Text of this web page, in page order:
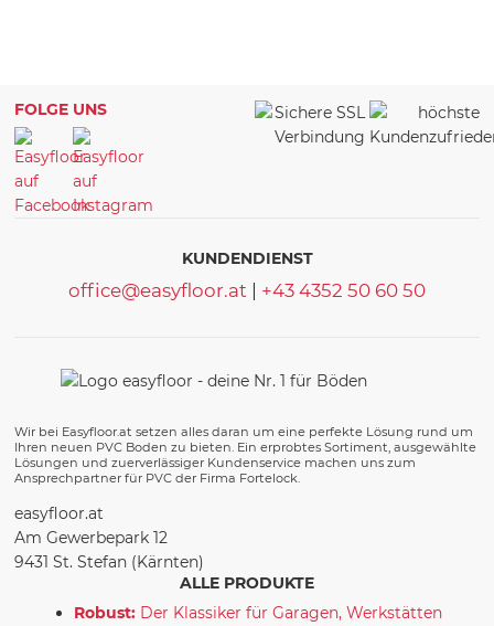
FOLGE UNS
KUNDENDIENST
office@easyfloor.at +43 4352 50 60 50
Wir bei Easyfloor.at setzen alles daran um eine perfekte Lösung rund um
Ihren neuen PVC Boden zu bieten. Ein erprobtes Sortiment, ausgewählte
Lösungen und zuerverlässiger Kundenservice machen uns zum
Ansprechpartner für PVC der Firma Fortelock.
easyfloor.at
Am Gewerbepark 12
9431 St. Stefan (Kärnten)
ALLE PRODUKTE
Robust: Der Klassiker für Garagen, Werkstätten